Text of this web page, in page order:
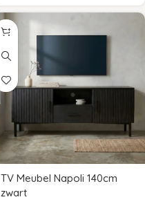
TV Meubel Napoli 140cm
zwart